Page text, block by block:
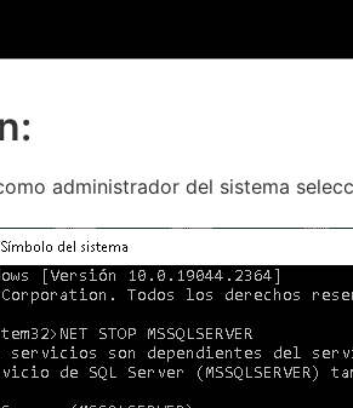
administrador del sistema